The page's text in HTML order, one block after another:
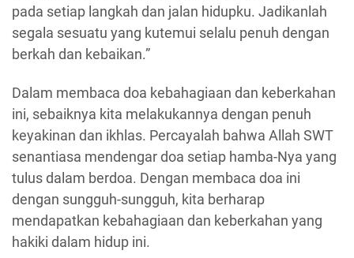
pada setiap langkah dan jalan hidupku. Jadikanlah
segala sesuatu yang kutemui selalu penuh dengan
berkah dan kebaikan.”
Dalam membaca doa kebahagiaan dan keberkahan
ini, sebaiknya kita melakukannya dengan penuh
keyakinan dan ikhlas. Percayalah bahwa Allah SWT
senantiasa mendengar doa setiap hamba-Nya yang
tulus dalam berdoa. Dengan membaca doa ini
dengan sungguh-sungguh, kita berharap
mendapatkan kebahagiaan dan keberkahan yang
hakiki dalam hidup ini.